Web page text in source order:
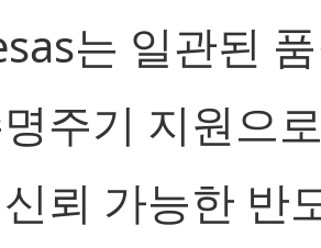
는 일관된
주기 지원으
뢰 가능한 반